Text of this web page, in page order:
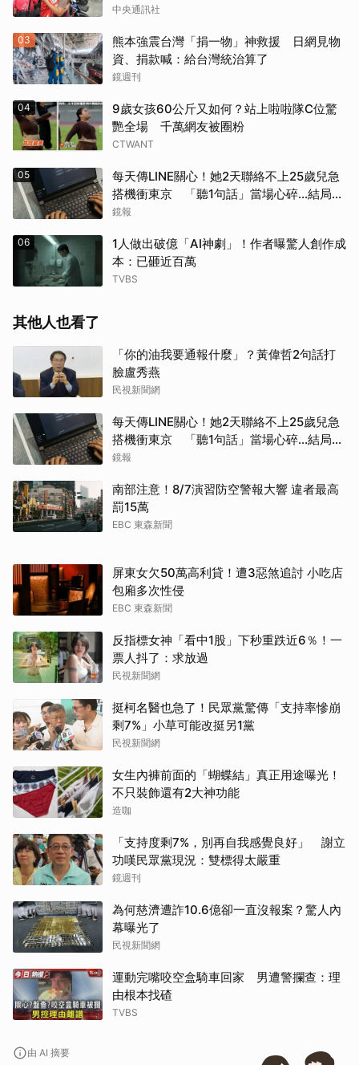
中央通訊社
03
熊本強震台灣「捐一物」神救援 日網見物
資、捐款喊：給台灣統治算了
鏡週刊
04
9歲女孩60公斤又如何？站上啦啦隊C位驚
艷全場 千萬網友被圈粉
CTWANT
05
每天傳LINE關心！她2天聯絡不上25歲兒急
搭機衝東京 「聽1句話」當場心碎...結局看
哭網
鏡報
06
1人做出破億「AI神劇」！作者曝驚人創作成
本：已砸近百萬
TVBS
其他人也看了
「你的油我要通報什麼」？黃偉哲2句話打
臉盧秀燕
民視新聞網
每天傳LINE關心！她2天聯絡不上25歲兒急
搭機衝東京 「聽1句話」當場心碎...結局看
哭網
鏡報
南部注意！8/7演習防空警報大響 違者最高
罰15萬
EBC 東森新聞
屏東女欠50萬高利貸！遭3惡煞追討 小吃店
包廂多次性侵
EBC 東森新聞
反指標女神「看中1股」下秒重跌近6％！一
票人抖了：求放過
民視新聞網
挺柯名醫也急了！民眾黨驚傳「支持率慘崩
剩7%」小草可能改挺另1黨
民視新聞網
女生內褲前面的「蝴蝶結」真正用途曝光！
不只裝飾還有2大神功能
造咖
「支持度剩7%，別再自我感覺良好」 謝立
功嘆民眾黨現況：雙標得太嚴重
鏡週刊
為何慈濟遭詐10.6億卻一直沒報案？驚人內
幕曝光了
民視新聞網
運動完嘴咬空盒騎車回家 男遭警攔查：理
由根本找碴
TVBS
由 AI 摘要